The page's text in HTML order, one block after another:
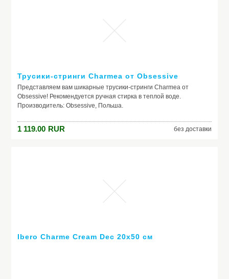
Трусики-стринги Charmea от Obsessive
Представляем вам шикарные трусики-стринги Charmea от
Obsessive! Рекомендуется ручная стирка в теплой воде.
Производитель: Obsessive, Польша.
1 119.00 RUR без доставки
Ibero Charme Cream Dec 20x50 см